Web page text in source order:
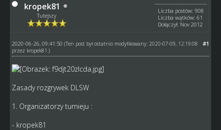
kropek81
Tutejszy
Liczba postów: 908
Liczba wątków: 61
Dołączył: Nov 2012
#1
2020-06-26, 09:41:50 (Ten post był ostatnio modyfikowany: 2020-07-09, 12:19:08
przez kropek81 .)
Zasady rozgrywek DLSW
1. Organizatorzy turnieju :
- kropek81